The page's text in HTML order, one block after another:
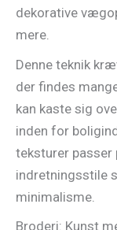
dekorative
mere.
Denne teknik
der findes
kan kaste sig
inden for
teksturer passer
indretningsstile
minimalisme.
Broderi: Kunst